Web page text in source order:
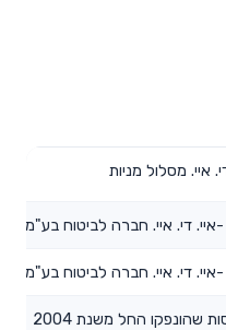
איי. מסלול מניות
-איי. די. איי. חברה לביטוח בע"מ
-איי. די. איי. חברה לביטוח בע"מ
שהונפקו החל משנת 2004